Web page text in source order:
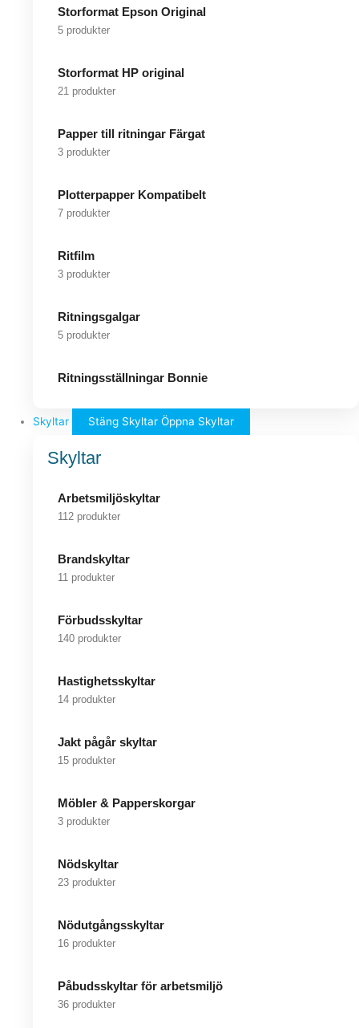
Storformat Epson Original
5 produkter
Storformat HP original
21 produkter
Papper till ritningar Färgat
3 produkter
Plotterpapper Kompatibelt
7 produkter
Ritfilm
3 produkter
Ritningsgalgar
5 produkter
Ritningsställningar Bonnie
Skyltar Stäng Skyltar Öppna Skyltar
Skyltar
Arbetsmiljöskyltar
112 produkter
Brandskyltar
11 produkter
Förbudsskyltar
140 produkter
Hastighetsskyltar
14 produkter
Jakt pågår skyltar
15 produkter
Möbler & Papperskorgar
3 produkter
Nödskyltar
23 produkter
Nödutgångsskyltar
16 produkter
Påbudsskyltar för arbetsmiljö
36 produkter